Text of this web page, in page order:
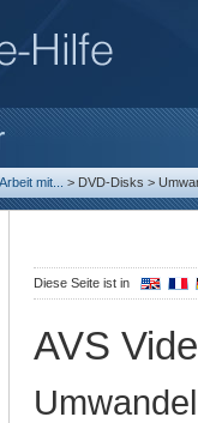
Arbeit mit... > DVD-Disks >
Diese Seite ist in
AVS